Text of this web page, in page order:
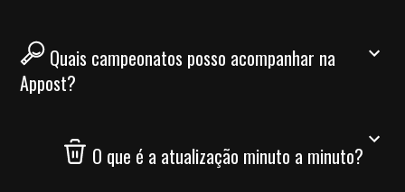
Quais campeonatos posso acompanhar na
Appost?
O que é a atualização minuto a minuto?